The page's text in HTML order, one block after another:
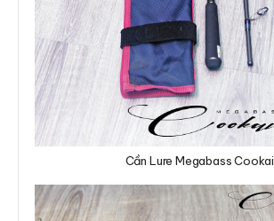
Cần Lure Megabass Cookai